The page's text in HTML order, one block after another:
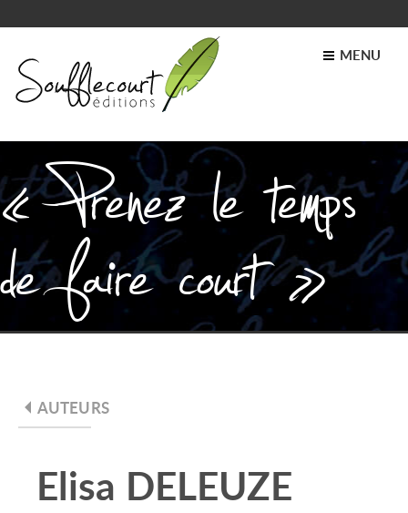
MENU
« Prenez le temps
de faire court »
AUTEURS
Elisa DELEUZE